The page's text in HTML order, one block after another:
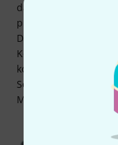
das dynamische
produziert und von
Durch weitere Top-
Kopfhörer HD 414
konnte das
Sennheiser heute
Mikrofon- und